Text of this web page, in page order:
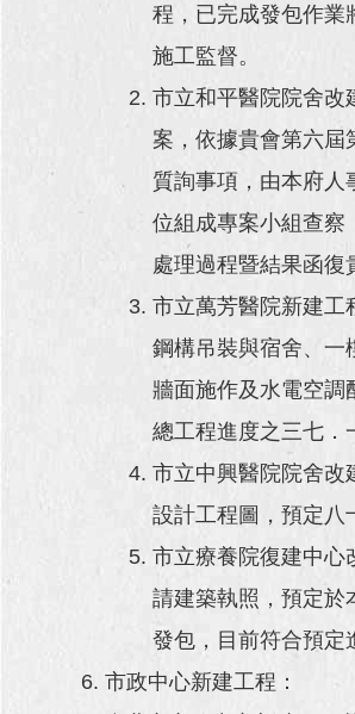
程，已完成發包作業
施工監督。
市立和平醫院院舍改
案，依據貴會第六屆
質詢事項，由本府人
位組成專案小組查察
處理過程暨結果函復
市立萬芳醫院新建工
鋼構吊裝與宿舍、一
牆面施作及水電空調
總工程進度之三七．
市立中興醫院院舍改
設計工程圖，預定八
市立療養院復建中心
請建築執照，預定於
發包，目前符合預定
市政中心新建工程：